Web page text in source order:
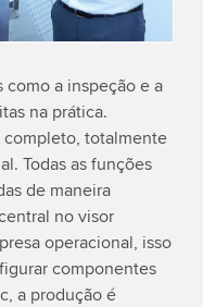
como a inspeção e a
na prática.
completo, totalmente
Todas as funções
de maneira
no visor
operacional, isso
componentes
a produção é